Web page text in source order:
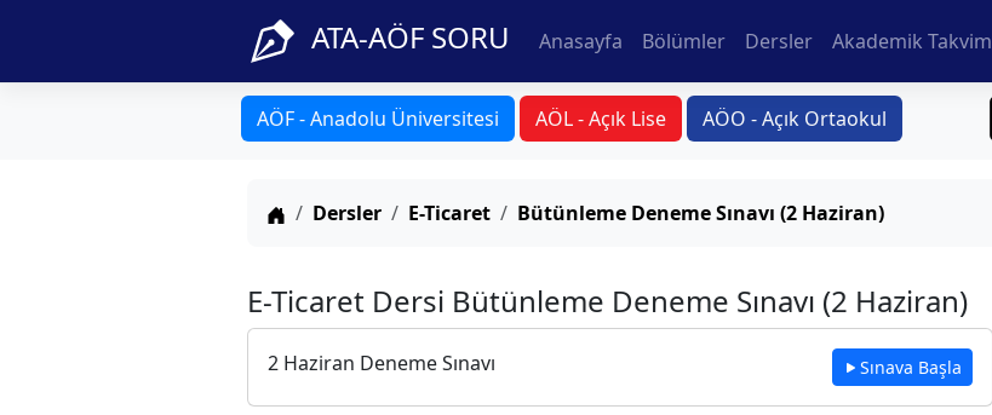
ATA-AÖF SORU Anasayfa Bölümler Dersler Akademik Takvim
AÖF - Anadolu Üniversitesi AÖL - Açık Lise AÖO - Açık Ortaokul
Anasayfa
Dersler E-Ticaret Bütünleme Deneme Sınavı (2 Haziran)
E-Ticaret Dersi Bütünleme Deneme Sınavı (2 Haziran)
2 Haziran Deneme Sınavı Sınava Başla